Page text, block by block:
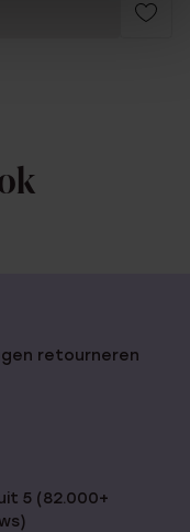
retourneren
5 (82.000+